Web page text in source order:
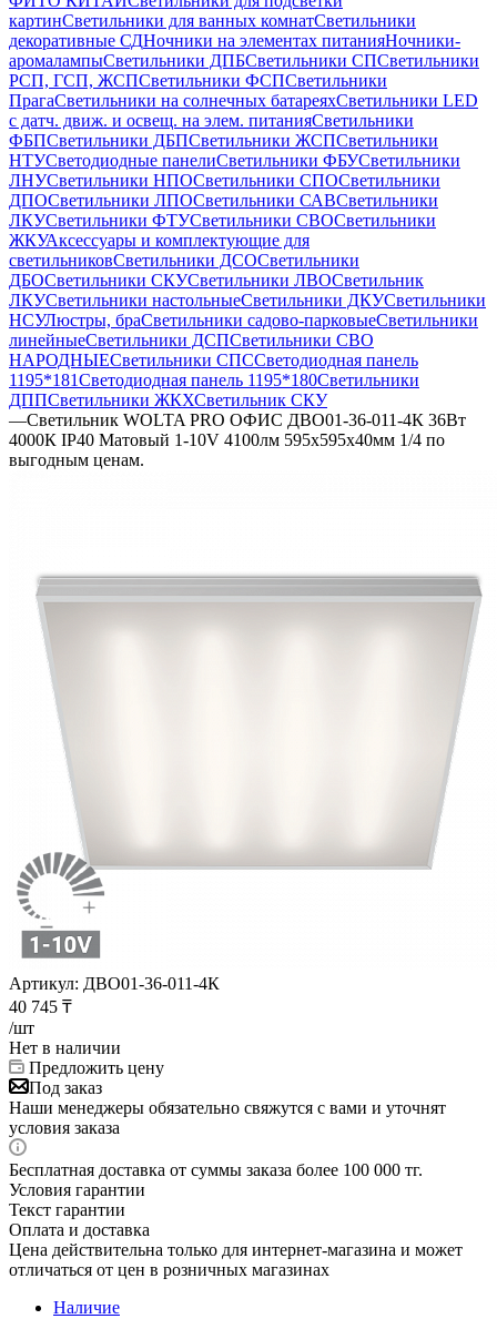
картинСветильники для ванных комнатСветильники
декоративные СДНочники на элементах питанияНочники-
аромалампыСветильники ДПБСветильники СПСветильники
РСП, ГСП, ЖСПСветильники ФСПСветильники
ПрагаСветильники на солнечных батареяхСветильники LED
с датч. движ. и освещ. на элем. питанияСветильники
ФБПСветильники ДБПСветильники ЖСПСветильники
НТУСветодиодные панелиСветильники ФБУСветильники
ЛНУСветильники НПОСветильники СПОСветильники
ДПОСветильники ЛПОСветильники САВСветильники
ЛКУСветильники ФТУСветильники СВОСветильники
ЖКУАксессуары и комплектующие для
светильниковСветильники ДСОСветильники
ДБОСветильники СКУСветильники ЛВОСветильник
ЛКУСветильники настольныеСветильники ДКУСветильники
НСУЛюстры, браСветильники садово-парковыеСветильники
линейныеСветильники ДСПСветильники СВО
НАРОДНЫЕСветильники СПССветодиодная панель
1195*181Светодиодная панель 1195*180Светильники
ДППСветильники ЖКХСветильник СКУ
—Светильник WOLTA PRO ОФИС ДВО01-36-011-4К 36Вт
4000К IP40 Матовый 1-10V 4100лм 595х595х40мм 1/4 по
выгодным ценам.
Артикул: ДВО01-36-011-4К
40 745 ₸
/шт
Нет в наличии
Предложить цену
Под заказ
Наши менеджеры обязательно свяжутся с вами и уточнят
условия заказа
Бесплатная доставка от суммы заказа более 100 000 тг.
Условия гарантии
Текст гарантии
Оплата и доставка
Цена действительна только для интернет-магазина и может
отличаться от цен в розничных магазинах
Наличие